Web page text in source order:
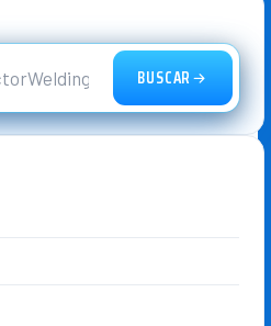
BUSCAR